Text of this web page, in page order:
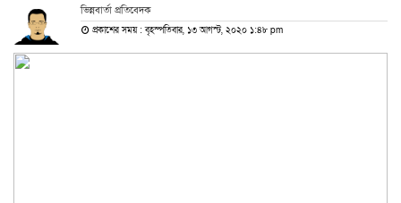
ভিন্নবার্তা প্রতিবেদক
প্রকাশের সময় : বৃহস্পতিবার, ১৩ আগস্ট, ২০২০ ১:৪৮ pm